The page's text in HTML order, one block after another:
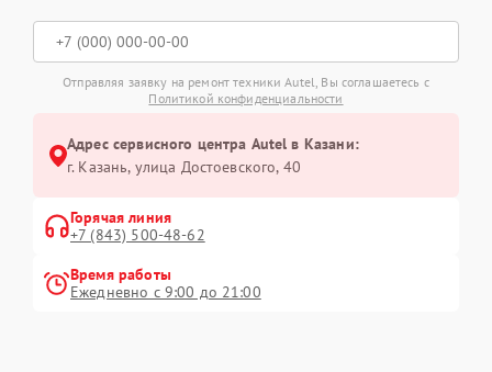
Отправляя заявку на ремонт техники Autel, Вы соглашаетесь с
Политикой конфиденциальности
Адрес сервисного центра Autel в Казани:
г. Казань, улица Достоевского, 40
Горячая линия
+7 (843) 500-48-62
Время работы
Ежедневно с 9:00 до 21:00